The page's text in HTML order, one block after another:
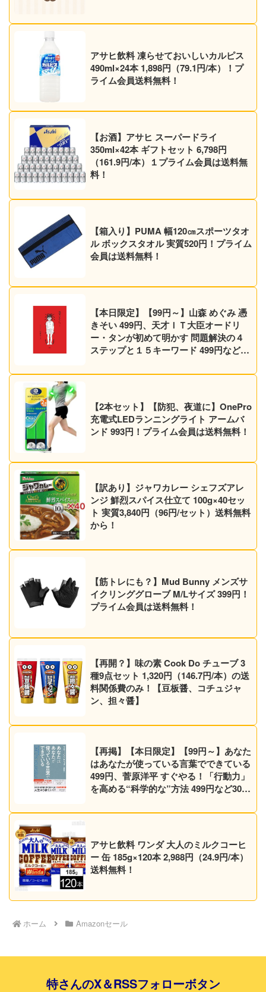
アサヒ飲料 凍らせておいしいカルピス
490ml×24本 1,898円（79.1円/本）！プ
ライム会員送料無料！
【お酒】アサヒ スーパードライ
350ml×42本 ギフトセット 6,798円
（161.9円/本）１プライム会員は送料無
料！
【箱入り】PUMA 幅120㎝スポーツタオ
ル ボックスタオル 実質520円！プライム
会員は送料無料！
【本日限定】【99円～】山森 めぐみ 憑
きそい 499円、天才ＩＴ大臣オードリ
ー・タンが初めて明かす 問題解決の４
ステップと１５キーワード 499円など30
【2本セット】【防犯、夜道に】OnePro
充電式LEDランニングライト アームバ
ンド 993円！プライム会員は送料無料！
【訳あり】ジャワカレー シェフズアレ
ンジ 鮮烈スパイス仕立て 100g×40セッ
ト 実質3,840円（96円/セット）送料無料
から！
【筋トレにも？】Mud Bunny メンズサ
イクリンググローブ M/Lサイズ 399円！
プライム会員は送料無料！
【再開？】味の素 Cook Do チューブ 3
種9点セット 1,320円（146.7円/本）の送
料関係費のみ！【豆板醤、コチュジャ
ン、担々醤】
【再掲】【本日限定】【99円～】あなた
はあなたが使っている言葉でできている
499円、菅原洋平 すぐやる！「行動力」
を高める“科学的な”方法 499円など30作
アサヒ飲料 ワンダ 大人のミルクコーヒ
ー 缶 185g×120本 2,988円（24.9円/本）
送料無料！
ホーム Amazonセール
特さんのX＆RSSフォローボタン